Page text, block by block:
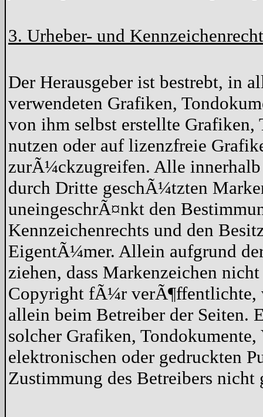
3. Urheber- und Kennzeichenrecht
Der Herausgeber ist bestrebt, in
verwendeten Grafiken,
von ihm selbst erstellte Grafiken,
nutzen oder auf lizenzfreie
zurÃ¼ckzugreifen. Alle innerhalb
durch Dritte geschÃ¼tzten
uneingeschrÃ¤nkt den
Kennzeichenrechts und den
EigentÃ¼mer. Allein aufgrund
ziehen, dass Markenzeichen
Copyright fÃ¼r verÃ¶ffentlichte,
allein beim Betreiber der Seiten.
solcher Grafiken,
elektronischen oder gedruckten
Zustimmung des Betreibers nicht